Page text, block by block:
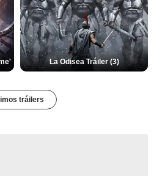
La Odisea Tráiler (3)
tráilers